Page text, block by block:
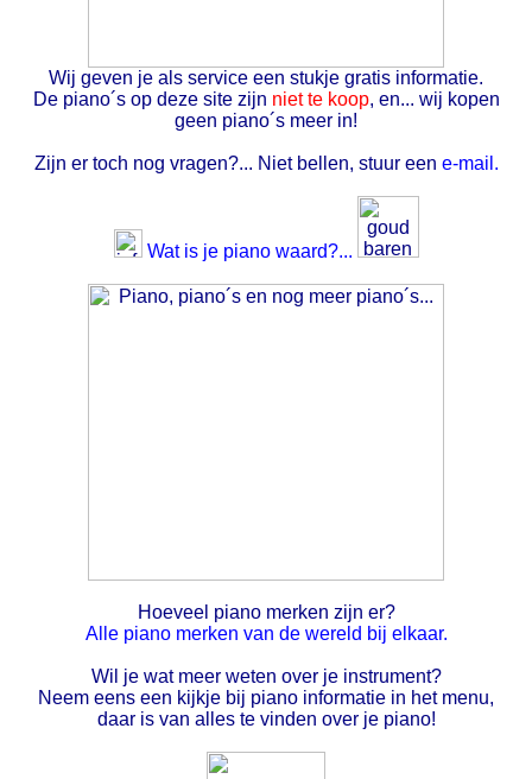
Wij geven je als service een stukje gratis informatie.
De piano´s op deze site zijn niet te koop, en... wij kopen
geen piano´s meer in!
Zijn er toch nog vragen?... Niet bellen, stuur een e-mail.
Wat is je piano waard?...
Hoeveel piano merken zijn er?
Alle piano merken van de wereld bij elkaar.
Wil je wat meer weten over je instrument?
Neem eens een kijkje bij piano informatie in het menu,
daar is van alles te vinden over je piano!